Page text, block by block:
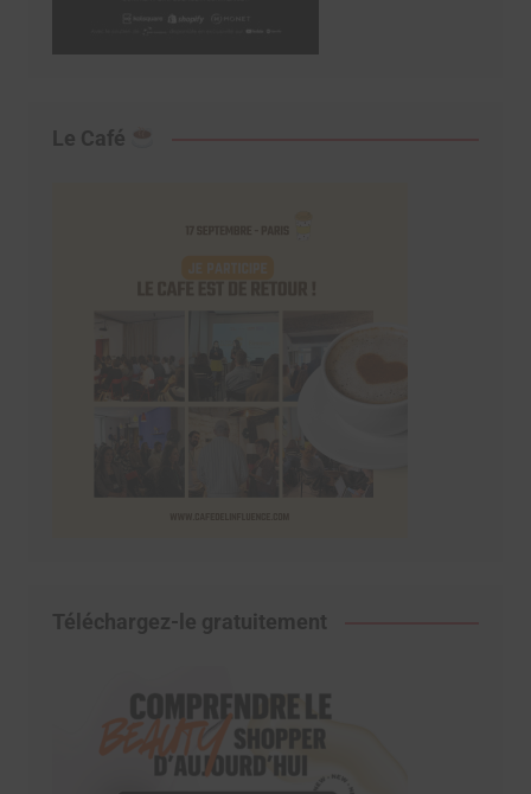
Le Café
Téléchargez-le gratuitement